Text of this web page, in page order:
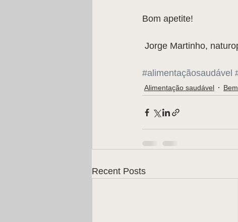
Bom apetite!
Jorge Martinho,
#alimentaçãosaudável
Alimentação saudável
Recent Posts